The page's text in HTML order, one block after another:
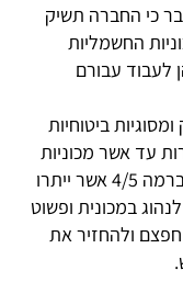
כי החברה תשיק
החשמליות
לעבוד עבורם
ביטוחיות
עד אשר מכוניות
החברה יהיו מצוידות ביכולות אוטונומיות ברמה 4/5 אשר ייתרו
במכונית ופשוט
חפצם ולהחזיר את